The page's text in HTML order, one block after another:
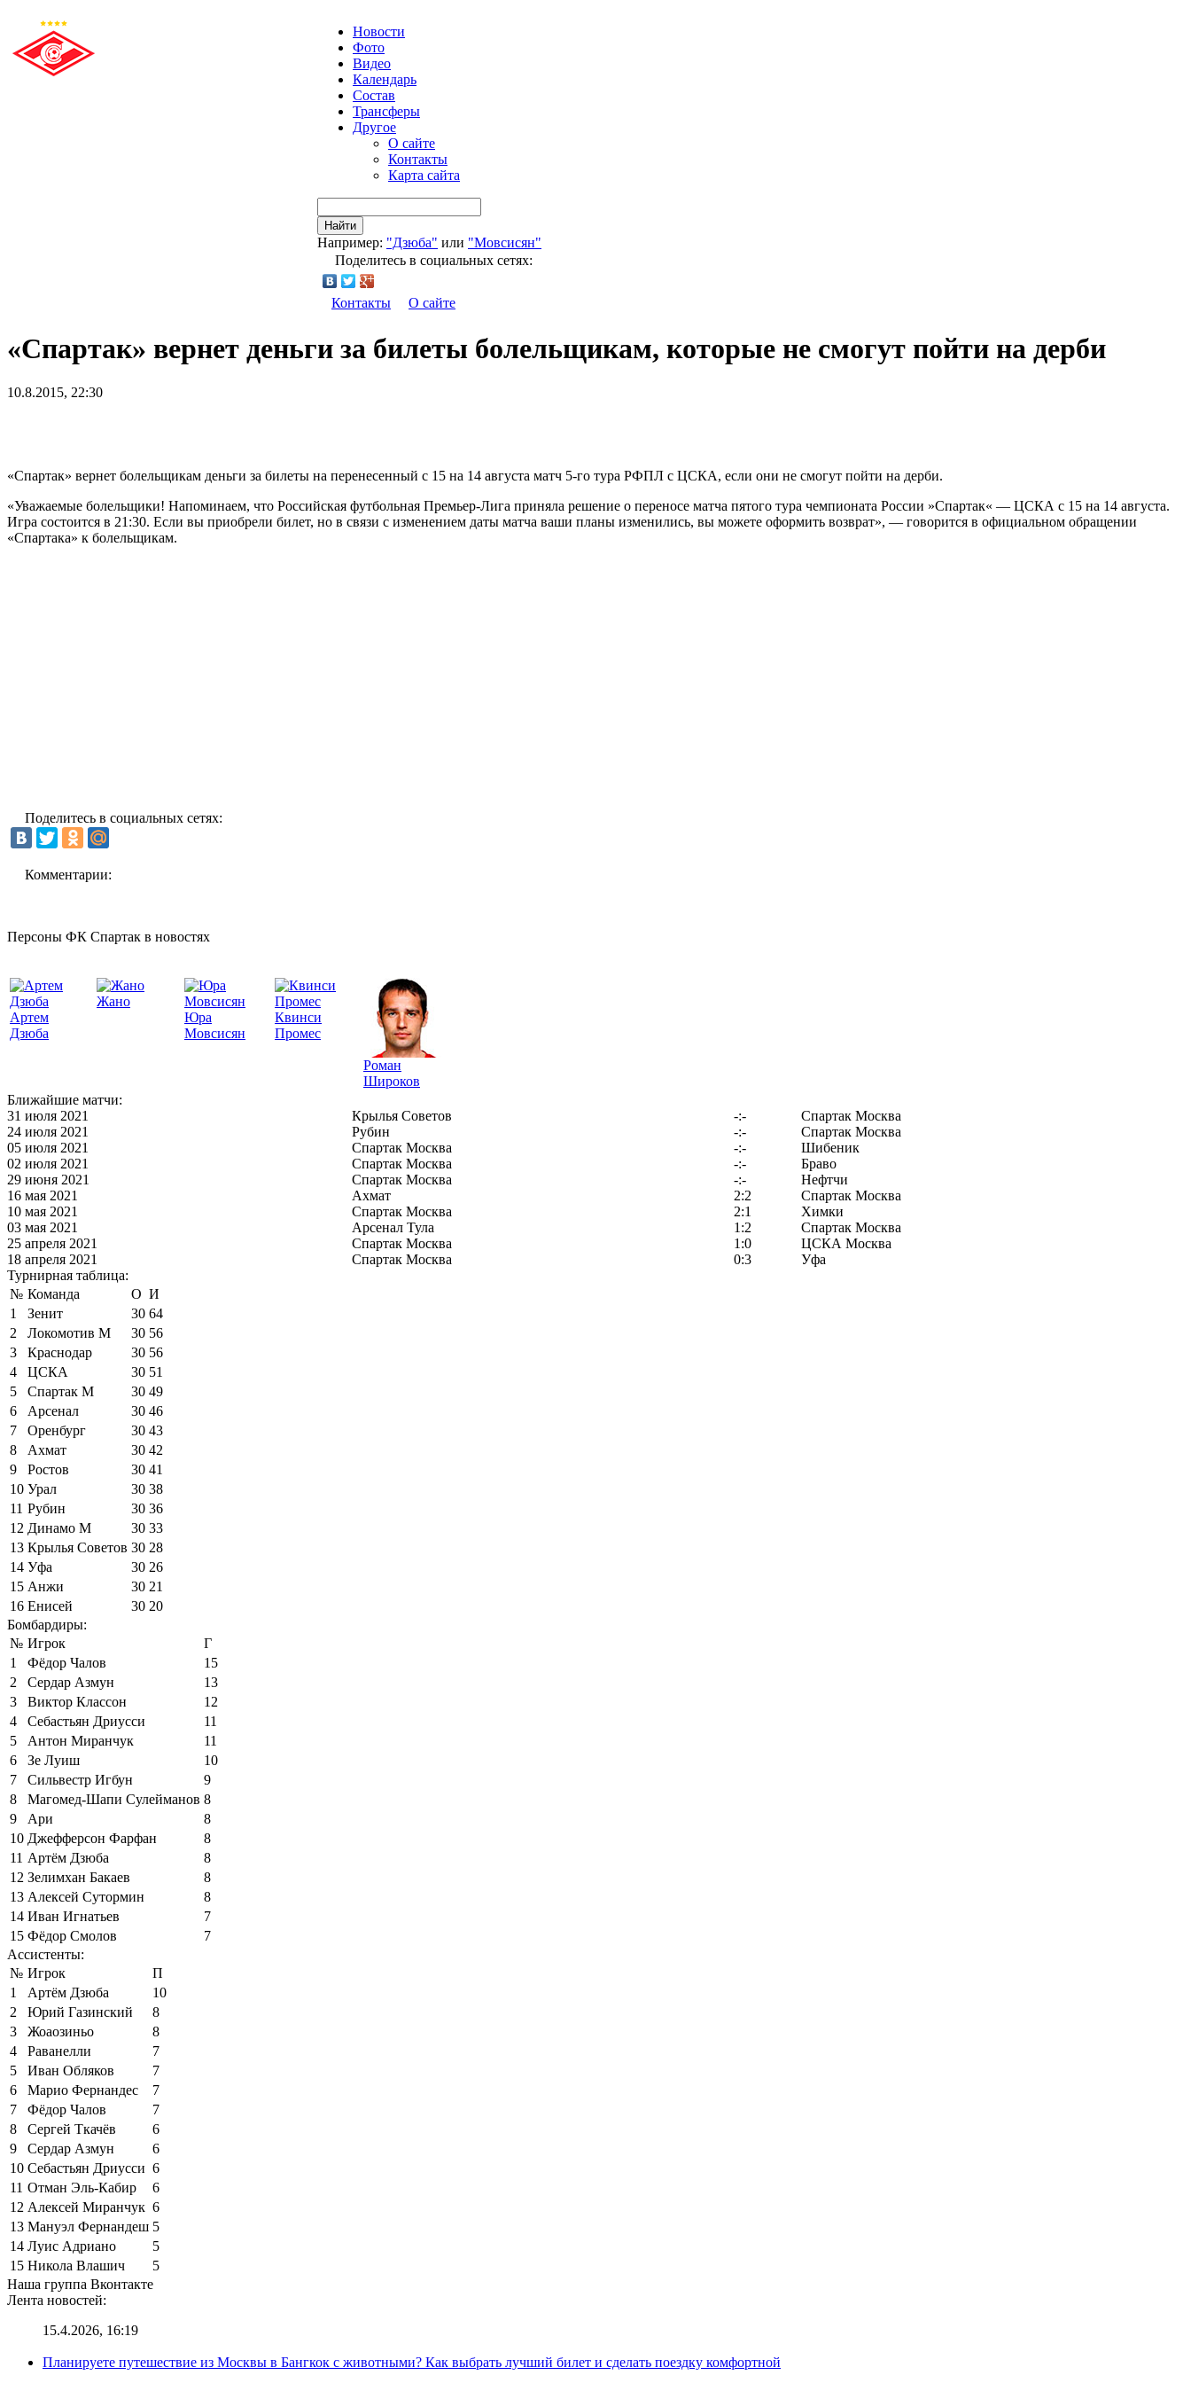
Новости
Фото
Видео
Календарь
Состав
Трансферы
Другое
О сайте
Контакты
Карта сайта
Найти
Например: "Дзюба" или "Мовсисян"
Поделитесь в социальных сетях:
Контакты О сайте
«Спартак» вернет деньги за билеты болельщикам, которые не смогут пойти на дерби
10.8.2015, 22:30
«Спартак» вернет болельщикам деньги за билеты на перенесенный с 15 на 14 августа матч 5-го тура РФПЛ с ЦСКА, если они не смогут пойти на дерби.
«Уважаемые болельщики! Напоминаем, что Российская футбольная Премьер-Лига приняла решение о переносе матча пятого тура чемпионата России »Спартак« — ЦСКА с 15 на 14 августа.
Игра состоится в 21:30. Если вы приобрели билет, но в связи с изменением даты матча ваши планы изменились, вы можете оформить возврат», — говорится в официальном обращении
«Спартака» к болельщикам.
Поделитесь в социальных сетях:
Комментарии:
Персоны ФК Спартак в новостях
Артем
Дзюба
Жано
Юра
Мовсисян
Квинси
Промес
Роман
Широков
Ближайшие матчи:
31 июля 2021
Крылья Советов -:-
Спартак Москва
24 июля 2021
Рубин -:-
Спартак Москва
05 июля 2021
Спартак Москва -:-
Шибеник
02 июля 2021
Спартак Москва -:-
Браво
29 июня 2021
Спартак Москва -:-
Нефтчи
16 мая 2021
Ахмат 2:2
Спартак Москва
10 мая 2021
Спартак Москва 2:1
Химки
03 мая 2021
Арсенал Тула 1:2
Спартак Москва
25 апреля 2021
Спартак Москва 1:0
ЦСКА Москва
18 апреля 2021
Спартак Москва 0:3
Уфа
Турнирная таблица:
№ Команда О И
1
Зенит 30 64
2
Локомотив М 30 56
3
Краснодар 30 56
4
ЦСКА 30 51
5
Спартак М 30 49
6
Арсенал 30 46
7
Оренбург 30 43
8
Ахмат 30 42
9
Ростов 30 41
10 Урал 30 38
11 Рубин 30 36
12 Динамо М 30 33
13 Крылья Советов 30 28
14 Уфа 30 26
15 Анжи 30 21
16 Енисей 30 20
Бомбардиры:
№ Игрок
Г
1
Фёдор Чалов
15
2
Сердар Азмун
13
3
Виктор Классон
12
4
Себастьян Дриусси
11
5
Антон Миранчук
11
6
Зе Луиш
10
7
Сильвестр Игбун
9
8
Магомед-Шапи Сулейманов 8
9
Ари
8
10 Джефферсон Фарфан
8
11 Артём Дзюба
8
12 Зелимхан Бакаев
8
13 Алексей Сутормин
8
14 Иван Игнатьев
7
15 Фёдор Смолов
7
Ассистенты:
№ Игрок
П
1
Артём Дзюба
10
2
Юрий Газинский
8
3
Жоаозиньо
8
4
Раванелли
7
5
Иван Обляков
7
6
Марио Фернандес
7
7
Фёдор Чалов
7
8
Сергей Ткачёв
6
9
Сердар Азмун
6
10 Себастьян Дриусси 6
11 Отман Эль-Кабир
6
12 Алексей Миранчук 6
13 Мануэл Фернандеш 5
14 Луис Адриано
5
15 Никола Влашич
5
Наша группа Вконтакте
Лента новостей:
15.4.2026, 16:19
Планируете путешествие из Москвы в Бангкок с животными? Как выбрать лучший билет и сделать поездку комфортной